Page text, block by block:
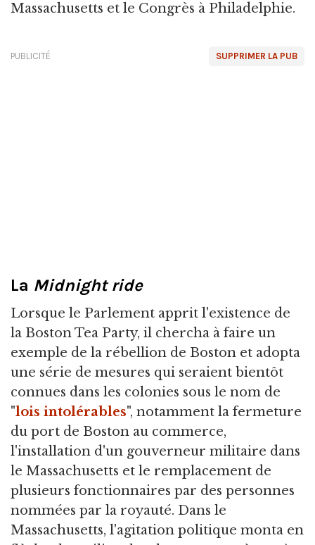
Massachusetts et le Congrès à Philadelphie.
SUPPRIMER LA PUB
PUBLICITÉ
La Midnight ride
Lorsque le Parlement apprit l'existence de
la Boston Tea Party, il chercha à faire un
exemple de la rébellion de Boston et adopta
une série de mesures qui seraient bientôt
connues dans les colonies sous le nom de
"lois intolérables", notamment la fermeture
du port de Boston au commerce,
l'installation d'un gouverneur militaire dans
le Massachusetts et le remplacement de
plusieurs fonctionnaires par des personnes
nommées par la royauté. Dans le
Massachusetts, l'agitation politique monta en